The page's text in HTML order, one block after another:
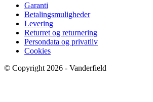
Garanti
Betalingsmuligheder
Levering
Returret og returnering
Persondata og privatliv
Cookies
© Copyright 2026 - Vanderfield